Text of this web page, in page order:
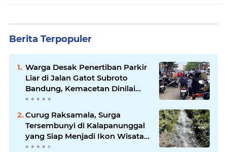
Berita Terpopuler
Warga Desak Penertiban Parkir
Liar di Jalan Gatot Subroto
Bandung, Kemacetan Dinilai
Makin Mengkhawatirkan
Curug Raksamala, Surga
Tersembunyi di Kalapanunggal
yang Siap Menjadi Ikon Wisata
Alam Baru Kabupaten